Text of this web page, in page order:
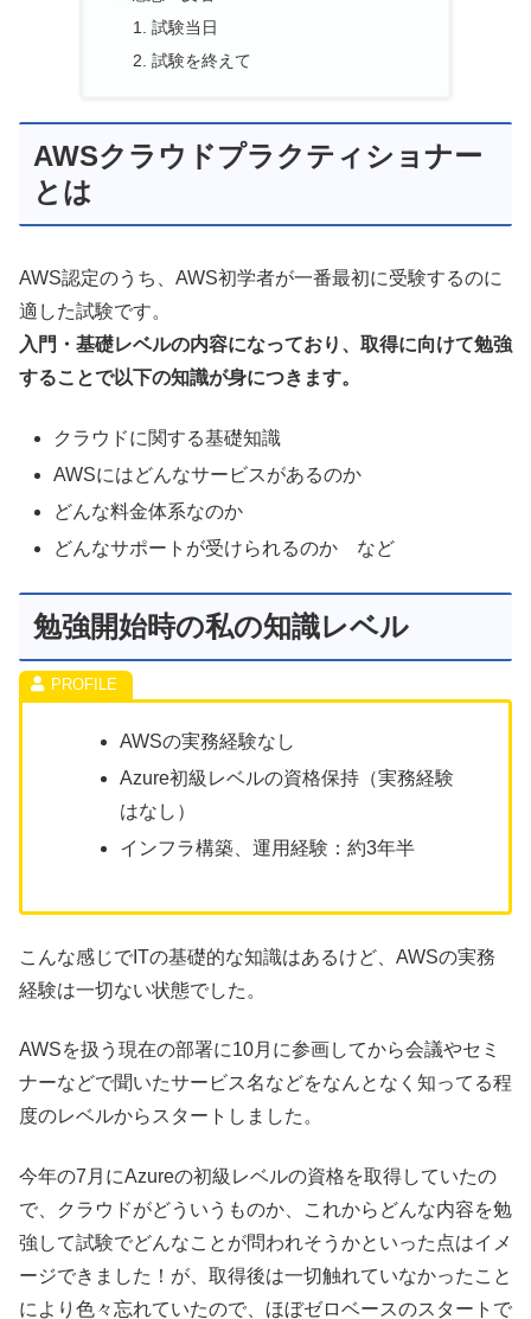
試験当日
試験を終えて
AWSクラウドプラクティショナー
とは
AWS認定のうち、AWS初学者が一番最初に受験するのに
適した試験です。
入門・基礎レベルの内容になっており、取得に向けて勉強
することで以下の知識が身につきます。
クラウドに関する基礎知識
AWSにはどんなサービスがあるのか
どんな料金体系なのか
どんなサポートが受けられるのか など
勉強開始時の私の知識レベル
AWSの実務経験なし
Azure初級レベルの資格保持（実務経験
はなし）
インフラ構築、運用経験：約3年半
こんな感じでITの基礎的な知識はあるけど、AWSの実務
経験は一切ない状態でした。
AWSを扱う現在の部署に10月に参画してから会議やセミ
ナーなどで聞いたサービス名などをなんとなく知ってる程
度のレベルからスタートしました。
今年の7月にAzureの初級レベルの資格を取得していたの
で、クラウドがどういうものか、これからどんな内容を勉
強して試験でどんなことが問われそうかといった点はイメ
ージできました！が、取得後は一切触れていなかったこと
により色々忘れていたので、ほぼゼロベースのスタートで